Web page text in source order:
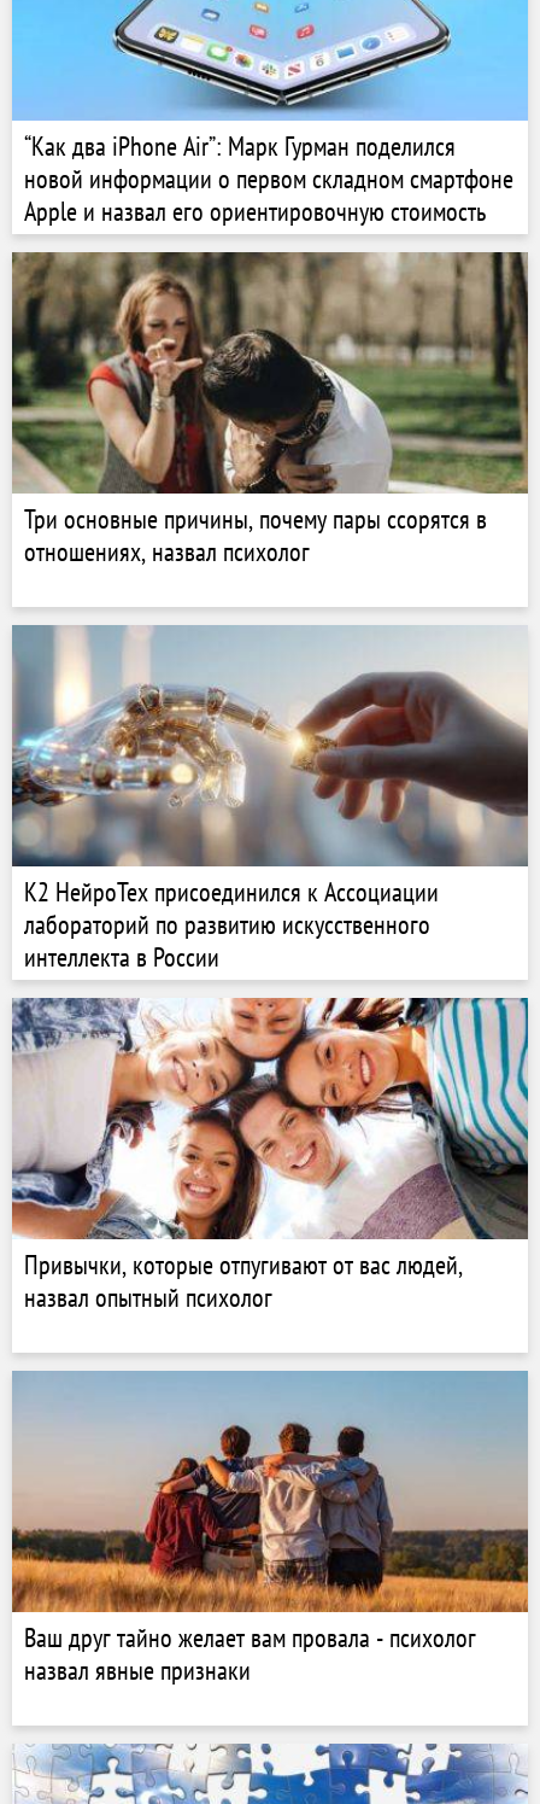
“Как два iPhone Air”: Марк Гурман поделился
новой информации о первом складном смартфоне
Apple и назвал его ориентировочную стоимость
Три основные причины, почему пары ссорятся в
отношениях, назвал психолог
К2 НейроТех присоединился к Ассоциации
лабораторий по развитию искусственного
интеллекта в России
Привычки, которые отпугивают от вас людей,
назвал опытный психолог
Ваш друг тайно желает вам провала - психолог
назвал явные признаки